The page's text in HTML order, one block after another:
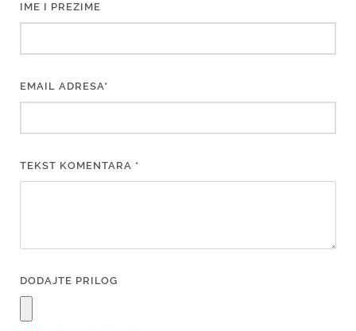
IME I PREZIME
EMAIL ADRESA*
TEKST KOMENTARA *
DODAJTE PRILOG